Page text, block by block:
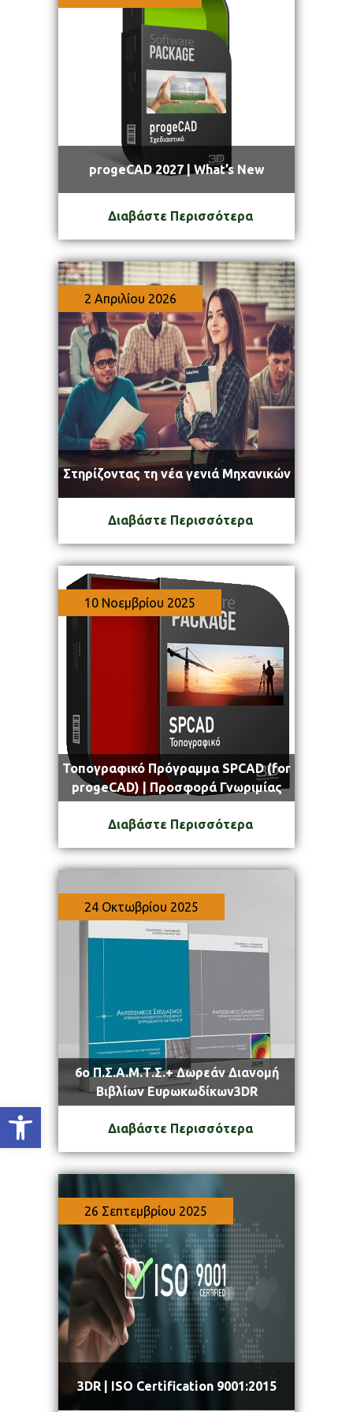
Ανοίξτε τη γραμμή εργαλείων
progeCAD 2027 | What’s New
Διαβάστε Περισσότερα
Στηρίζοντας τη νέα γενιά Μηχανικών
Διαβάστε Περισσότερα
2 Απριλίου 2026
Τοπογραφικό Πρόγραμμα SPCAD (for
progeCAD) | Προσφορά Γνωριμίας
Διαβάστε Περισσότερα
10 Νοεμβρίου 2025
6o Π.Σ.Α.Μ.Τ.Σ.+ Δωρεάν Διανομή
Βιβλίων Ευρωκωδίκων3DR
Διαβάστε Περισσότερα
24 Οκτωβρίου 2025
3DR | ISO Certification 9001:2015
26 Σεπτεμβρίου 2025